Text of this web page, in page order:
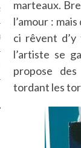
marteaux.
l’amour :
ci rêvent
l’artiste se
propose
tordant les